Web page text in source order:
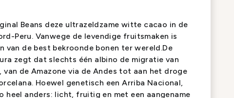
Beans deze ultrazeldzame witte cacao in de
Peru. Vanwege de levendige fruitsmaken is
de best bekroonde bonen ter wereld.De
zegt dat slechts één albino de migratie van
de Amazone via de Andes tot aan het droge
Hoewel genetisch een Arriba Nacional,
heel anders: licht, fruitig en met een aangename